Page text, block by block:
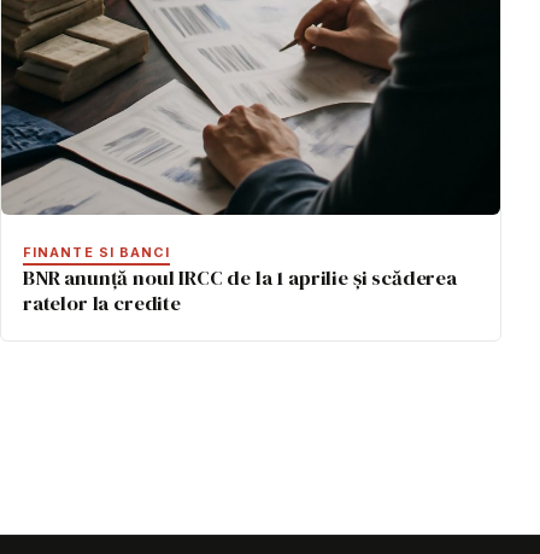
FINANTE SI BANCI
BNR anunță noul IRCC de la 1 aprilie și scăderea
ratelor la credite